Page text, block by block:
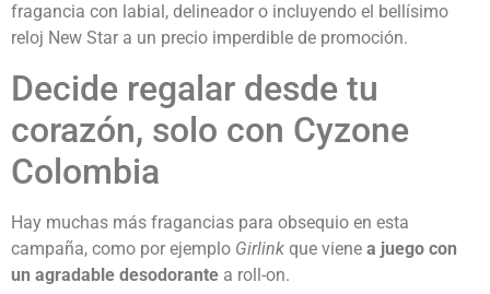
fragancia con labial, delineador o incluyendo el bellísimo
reloj New Star a un precio imperdible de promoción.
Decide regalar desde tu
corazón, solo con Cyzone
Colombia
Hay muchas más fragancias para obsequio en esta
campaña, como por ejemplo Girlink que viene a juego con
un agradable desodorante a roll-on.